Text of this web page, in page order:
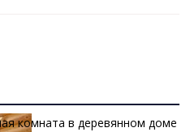
комната в деревянном доме